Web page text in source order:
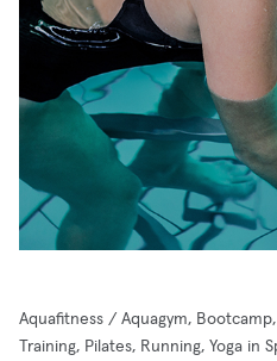
Aquafitness / Aquagym,
Training, Pilates, Running, Yoga in